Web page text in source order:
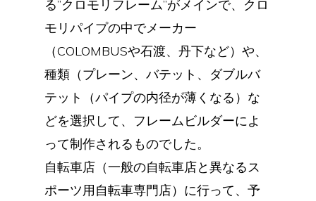
る”クロモリフレーム”がメインで、クロ
モリパイプの中でメーカー
（COLOMBUSや石渡、丹下など）や、
種類（プレーン、バテット、ダブルバ
テット（パイプの内径が薄くなる）な
どを選択して、フレームビルダーによ
って制作されるものでした。
自転車店（一般の自転車店と異なるス
ポーツ用自転車専門店）に行って、予